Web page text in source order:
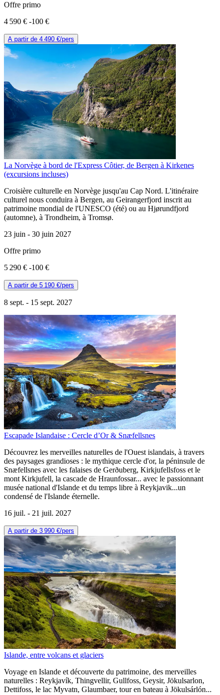
Offre primo
4 590 € -100 €
A partir de 4 490 €/pers
La Norvège à bord de l'Express Côtier, de Bergen à Kirkenes
(excursions incluses)
Croisière culturelle en Norvège jusqu'au Cap Nord. L'itinéraire
culturel nous conduira à Bergen, au Geirangerfjord inscrit au
patrimoine mondial de l'UNESCO (été) ou au Hjørundfjord
(automne), à Trondheim, à Tromsø.
23 juin - 30 juin 2027
Offre primo
5 290 € -100 €
A partir de 5 190 €/pers
8 sept. - 15 sept. 2027
Escapade Islandaise : Cercle d’Or & Snæfellsnes
Découvrez les merveilles naturelles de l'Ouest islandais, à travers
des paysages grandioses : le mythique cercle d'or, la péninsule de
Snæfellsnes avec les falaises de Gerðuberg, Kirkjufellsfoss et le
mont Kirkjufell, la cascade de Hraunfossar... avec le passionnant
musée national d'Islande et du temps libre à Reykjavik...un
condensé de l'Islande éternelle.
16 juil. - 21 juil. 2027
A partir de 3 990 €/pers
Islande, entre volcans et glaciers
Voyage en Islande et découverte du patrimoine, des merveilles
naturelles : Reykjavík, Thingvellir, Gullfoss, Geysir, Jökulsarlon,
Dettifoss, le lac Myvatn, Glaumbaer, tour en bateau à Jökulsárlón...